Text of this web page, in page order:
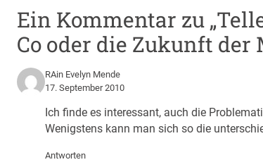
Ein Kommentar zu
Co oder die Zukunft der
RAin Evelyn Mende
17. September 2010
Ich finde es interessant, auch die
Wenigstens kann man sich so die
Antworten